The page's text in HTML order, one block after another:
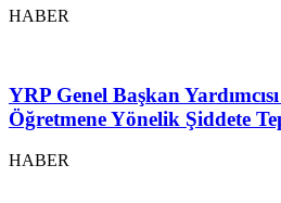
HABER
YRP Genel Başkan
Öğretmene Yönelik Şiddete
HABER